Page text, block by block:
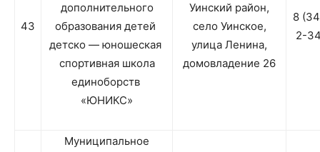
43
дополнительного
образования детей
детско — юношеская
спортивная школа
единоборств
«ЮНИКС»
Уинский район,
село Уинское,
улица Ленина,
домовладение 26
8
2-
Муниципальное